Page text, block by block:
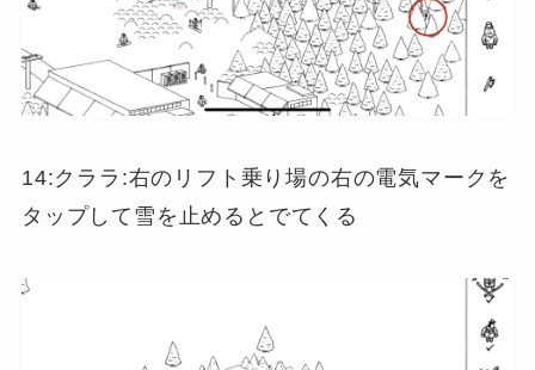
14:クララ:右のリフト乗り場の右の電気マークを
タップして雪を止めるとでてくる